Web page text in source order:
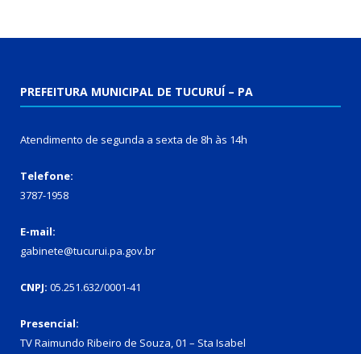
PREFEITURA MUNICIPAL DE TUCURUÍ – PA
Atendimento de segunda a sexta de 8h às 14h
Telefone:
3787-1958
E-mail:
gabinete@tucurui.pa.gov.br
CNPJ: 05.251.632/0001-41
Presencial:
TV Raimundo Ribeiro de Souza, 01 – Sta Isabel